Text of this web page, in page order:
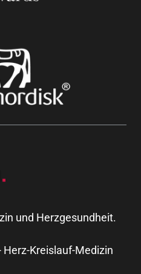
und Herzgesundheit.
Herz-Kreislauf-Medizin